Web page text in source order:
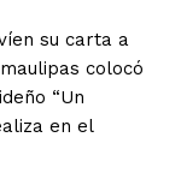
su carta a
colocó
“Un
en el